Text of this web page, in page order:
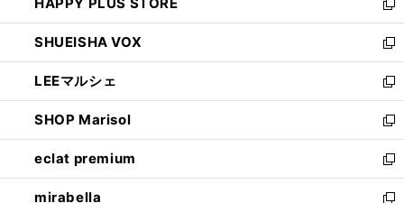
ド
ウ
で
開
く
ィ
ン
ド
ウ
で
開
く
い
ウ
ィ
ン
ド
ウ
で
開
く
新
し
い
ウ
ィ
ン
ド
ウ
で
開
く
SHUEISHA VOX
新
し
い
ウ
ィ
ン
ド
ウ
で
LEEマルシェ
新
し
い
ウ
ィ
ン
ド
SHOP Marisol
新
し
い
ウ
ィ
eclat premium
新
し
mirabella